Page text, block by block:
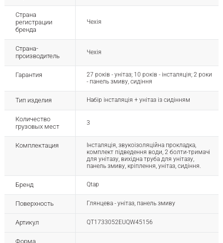
Страна
регистрации
бренда
Чехія
Страна-
производитель
Чехія
Гарантия
27 років - унітаз; 10 років - інсталяція; 2 роки
- панель змиву, сидіння
Тип изделия Набір інсталяція + унітаз із сидінням
Количество
грузовых мест
3
Комплектация
Інсталяція, звукоізоляційна прокладка,
комплект підведення води, 2 болти-тримачі
для унітазу, вихідна труба для унітазу,
панель змиву, кріплення, унітаз, сидіння.
Бренд Qtap
Поверхность Глянцева - унітаз, панель змиву
Артикул QT1733052EUQW45156
Форма